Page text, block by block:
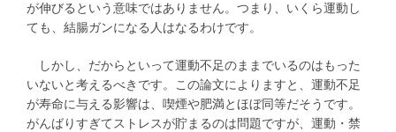
が伸びるという意味ではありません。つまり、いくら運動し
ても、結腸ガンになる人はなるわけです。
しかし、だからといって運動不足のままでいるのはもった
いないと考えるべきです。この論文によりますと、運動不足
が寿命に与える影響は、喫煙や肥満とほぼ同等だそうです。
がんばりすぎてストレスが貯まるのは問題ですが、運動・禁